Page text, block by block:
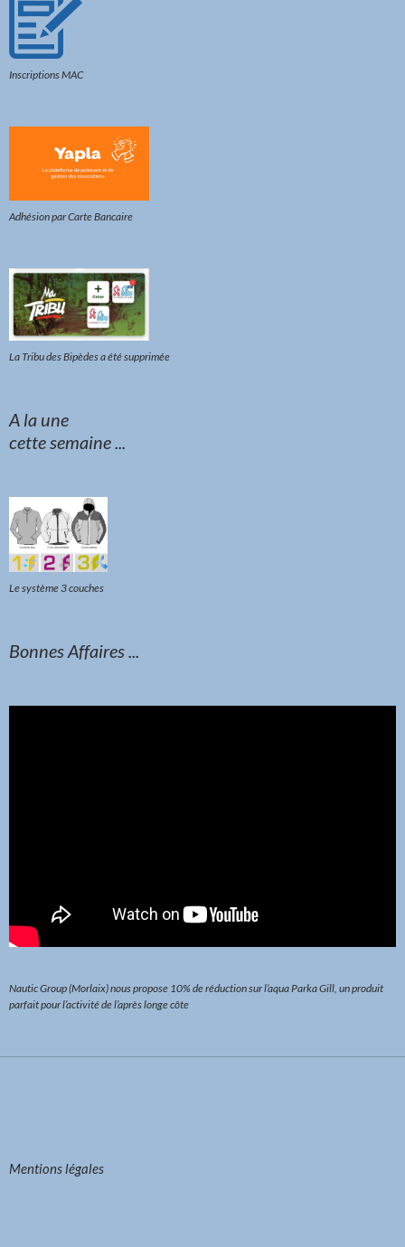
Inscriptions MAC
Adhésion par Carte Bancaire
La Tribu des Bipèdes a été supprimée
A la une
cette semaine ...
Le système 3 couches
Bonnes Affaires ...
Nautic Group(Morlaix) nous propose 10% de réduction sur l’aqua Parka Gill, un produit
parfait pour l’activité de l’après longe côte
Mentions légales